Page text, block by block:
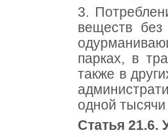
3.
веществ
парках, в
также в
одной
Статья 21.6.